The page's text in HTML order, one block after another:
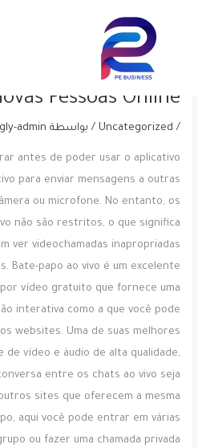
De Bate-
Estranhos Para
Pessoas Online
/
Uncategorized / بواسطة admin
antes de poder usar o aplicativo
para enviar mensagens a outras
ou microfone. No entanto, os
não são restritos, o que significa
ver videochamadas inapropriadas
Bate-papo ao vivo é um excelente
vídeo gratuito que fornece uma
interativa como a que você pode
websites. Uma de suas melhores
de vídeo e áudio de alta qualidade,
entre os chats ao vivo seja
sites que oferecem a mesma
aqui você pode entrar em várias
ou fazer uma chamada privada
navigation